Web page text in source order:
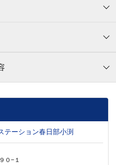
テーション春日部小渕
０−１